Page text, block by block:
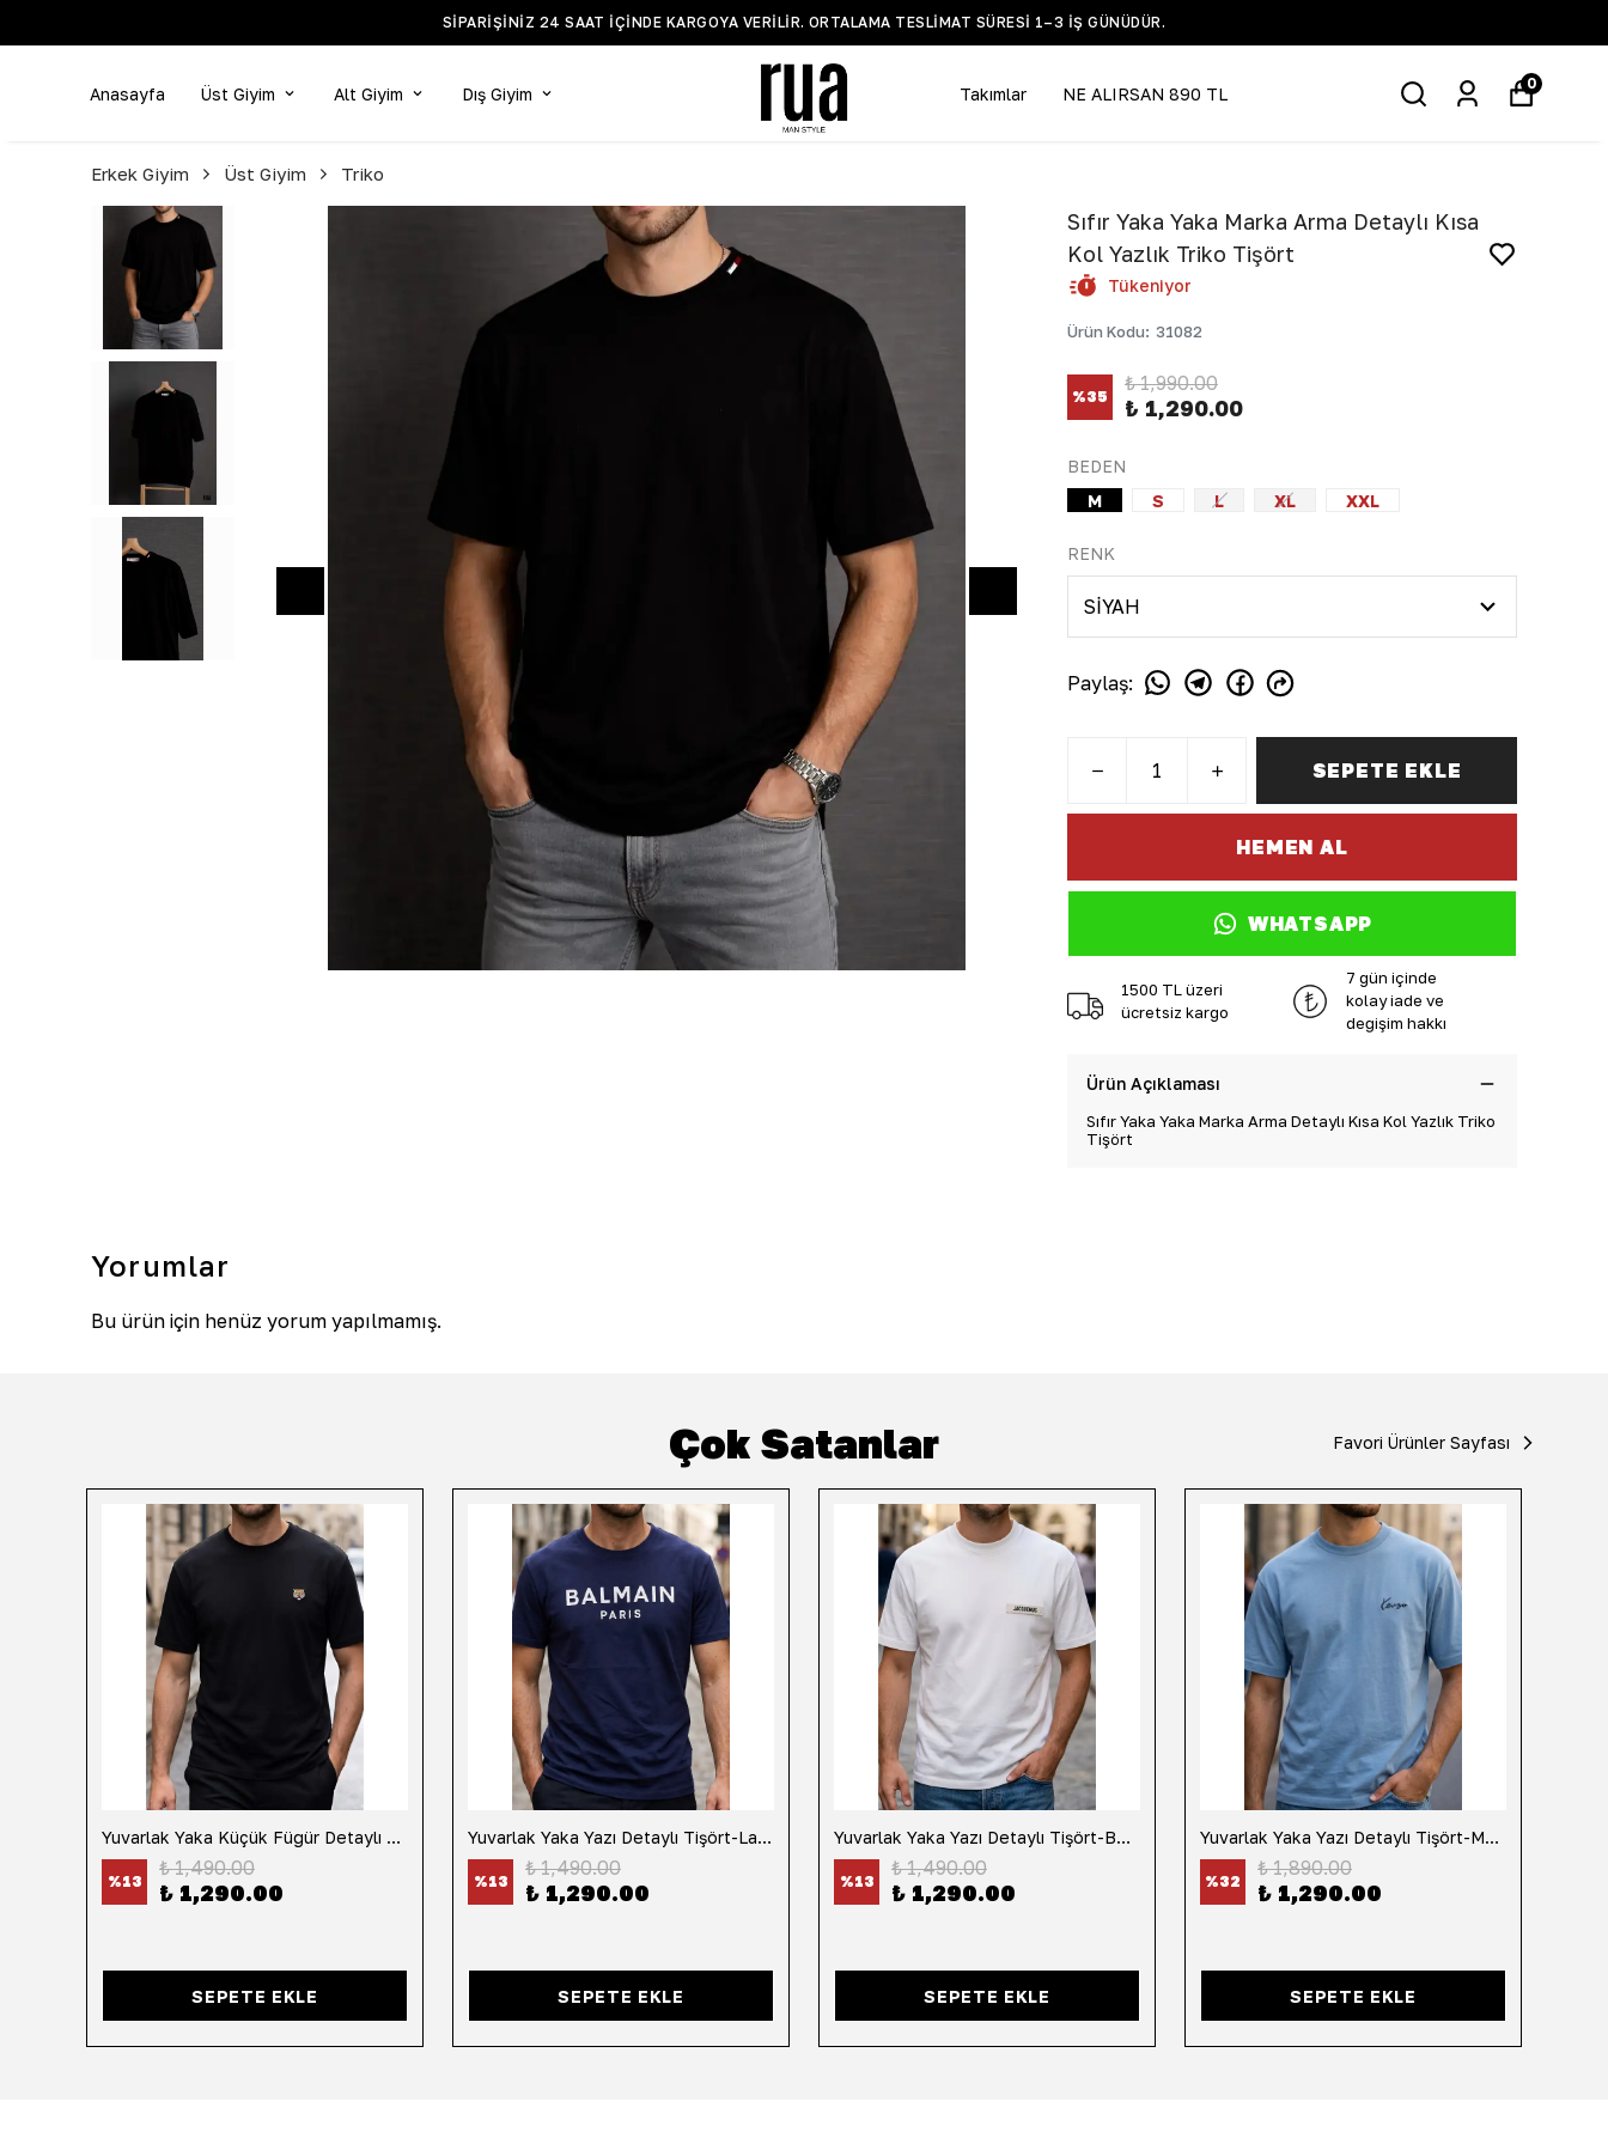
BİLGİ VE DESTEK WHATSAPP HATTI +90 532 519 5935
Anasayfa Üst Giyim Alt Giyim Dış Giyim Takımlar NE ALIRSAN 890 TL
0
Erkek Giyim Üst Giyim Triko
Sıfır Yaka Yaka Marka Arma Detaylı Kısa
Kol Yazlık Triko Tişört
Tükeniyor
Ürün Kodu: 31082
%35
₺ 1,990.00
₺ 1,290.00
BEDEN
M
S L XL XXL
RENK
Paylaş:
SEPETE EKLE
HEMEN AL
WHATSAPP
1500 TL üzeri
ücretsiz kargo
7 gün içinde
kolay iade ve
değişim hakkı
Ürün Açıklaması
Sıfır Yaka Yaka Marka Arma Detaylı Kısa Kol Yazlık Triko
Tişört
Yorumlar
Bu ürün için henüz yorum yapılmamış.
Çok Satanlar Favori Ürünler Sayfası
Yuvarlak Yaka Küçük Fügür Detaylı Tişört-Siyah
%13
₺ 1,490.00
₺ 1,290.00
SEPETE EKLE
Yuvarlak Yaka Yazı Detaylı Tişört-Lacivert
%13
₺ 1,490.00
₺ 1,290.00
SEPETE EKLE
Yuvarlak Yaka Yazı Detaylı Tişört-Beyaz
%13
₺ 1,490.00
₺ 1,290.00
SEPETE EKLE
Yuvarlak Yaka Yazı Detaylı Tişört-Mavi
%32
₺ 1,890.00
₺ 1,290.00
SEPETE EKLE